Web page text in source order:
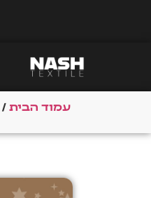
עמוד הבית/